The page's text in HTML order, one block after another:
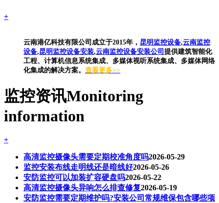
+
云南港亿科技有限公司成立于2015年， 昆明监控设备,云南监控
设备,昆明监控设备安装,云南监控设备安装公司 提供建筑智能化
工程、计算机信息系统集成、多媒体视听系统集成、多媒体网络
化集成的解决方案。 查看更多>>
监控资讯Monitoring
information
+
高清监控摄像头需要定期校准角度吗2026-05-29
监控安装布线走明线还是暗线好2026-05-26
安防监控可以加装扩容硬盘吗2026-05-22
高清监控摄像头异响怎么排查修复2026-05-19
安防监控需要定期维护吗?安装公司常规维保包含哪些项